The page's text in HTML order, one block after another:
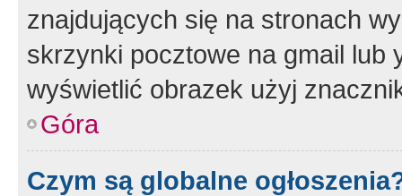
znajdujących się na stronach
skrzynki pocztowe na gmail lub
wyświetlić obrazek użyj
Góra
Czym są globalne